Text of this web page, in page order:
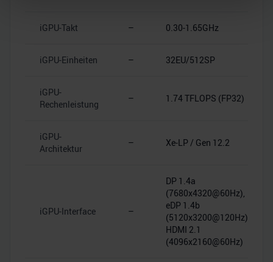
personalisieren, Funktionen für soziale Medien anbieten
Verwendung unserer Website an unsere Partner für
soziale Medien, Werbung und Analysen weiter. Unsere
weiteren Daten zusammen, die Sie ihnen bereitgestellt
iGPU-Takt – 0.30-1.65GHz
iGPU-Einheiten – 32EU/512SP
iGPU-
Rechenleistung
– 1.74 TFLOPS (FP32)
iGPU-
Architektur
– Xe-LP / Gen 12.2
iGPU-Interface –
DP 1.4a
(7680x4320@60Hz),
eDP 1.4b
(5120x3200@120Hz),
HDMI 2.1
(4096x2160@60Hz)